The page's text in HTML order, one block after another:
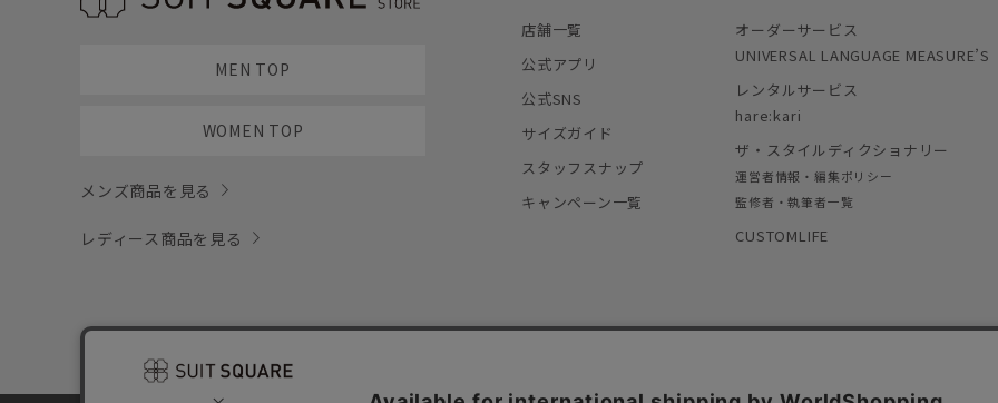
MEN TOP
WOMEN TOP
メンズ商品を見る
レディース商品を見る
店舗一覧
公式アプリ
公式SNS
サイズガイド
スタッフスナップ
キャンペーン一覧
オーダーサービス
UNIVERSAL LANGUAGE MEASURE’S
レンタルサービス
hare:kari
ザ・スタイルディクショナリー
運営者情報・編集ポリシー
監修者・執筆者一覧
CUSTOMLIFE